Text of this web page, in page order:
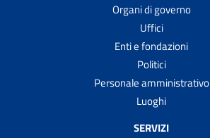
Organi di governo
Uffici
Enti e fondazioni
Politici
Personale amministrativo
Luoghi
SERVIZI